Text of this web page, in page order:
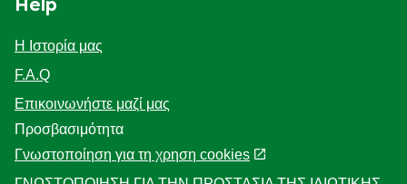
Help
Η Ιστορία μας
F.A.Q
Επικοινωνήστε μαζί μας
Προσβασιμότητα
Γνωστοποίηση για τη χρηση cookies